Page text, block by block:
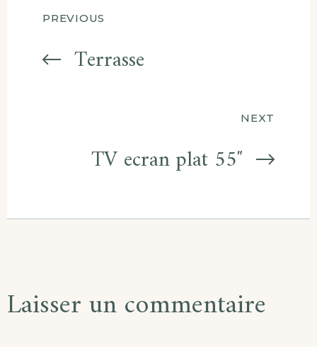
Navigation
de
PREVIOUS
Terrasse
NEXT
TV ecran plat 55″
Laisser un commentaire